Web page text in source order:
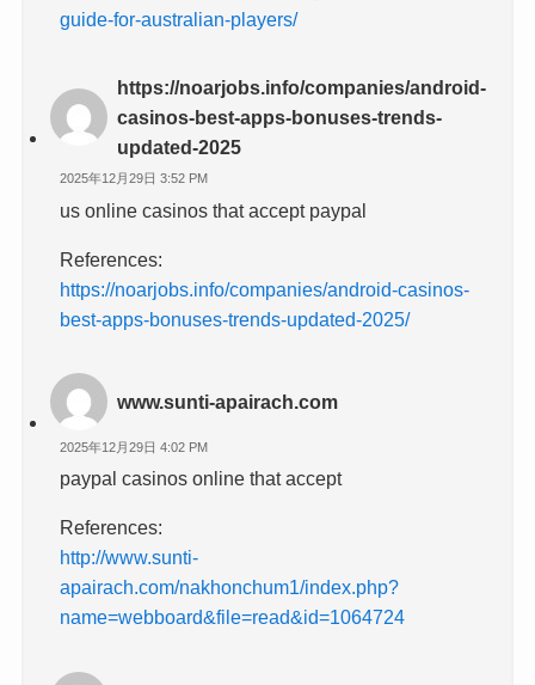
guide-for-australian-players/
https://noarjobs.info/companies/android-
casinos-best-apps-bonuses-trends-
updated-2025
2025年12月29日 3:52 PM
us online casinos that accept paypal
References:
https://noarjobs.info/companies/android-casinos-
best-apps-bonuses-trends-updated-2025/
www.sunti-apairach.com
2025年12月29日 4:02 PM
paypal casinos online that accept
References:
http://www.sunti-
apairach.com/nakhonchum1/index.php?
name=webboard&file=read&id=1064724